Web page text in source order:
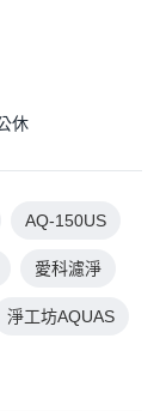
休
AQ-150US
愛科濾淨
淨工坊AQUAS